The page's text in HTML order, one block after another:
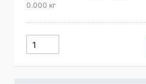
0.000 кг